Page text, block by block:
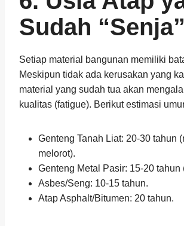
Sudah “Senja”
Setiap material bangunan memiliki
Meskipun tidak ada kerusakan yang
material yang sudah tua akan
kualitas (fatigue). Berikut estimasi
Genteng Tanah Liat: 20-30 tahun
melorot).
Genteng Metal Pasir: 15-20 tahun
Asbes/Seng: 10-15 tahun.
Atap Asphalt/Bitumen: 20 tahun.